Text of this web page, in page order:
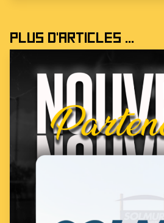
Plus d'articles ...